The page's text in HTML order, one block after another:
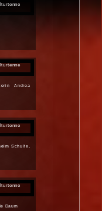
Andrea
Schulte,
Daum